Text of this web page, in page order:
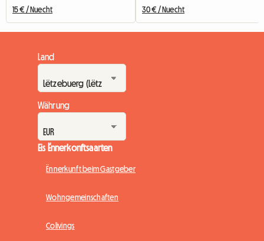
15 € / Nuecht 30 € / Nuecht
Land
Währung
Eis Ënnerkonftsaarten
Ënnerkunft beim Gastgeber
Wohngemeinschaften
Colivings